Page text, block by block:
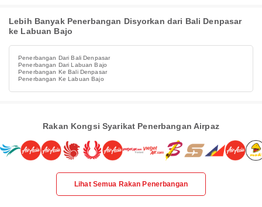
Lebih Banyak Penerbangan Disyorkan dari Bali Denpasar
ke Labuan Bajo
Penerbangan Dari Bali Denpasar
Penerbangan Dari Labuan Bajo
Penerbangan Ke Bali Denpasar
Penerbangan Ke Labuan Bajo
Rakan Kongsi Syarikat Penerbangan Airpaz
Lihat Semua Rakan Penerbangan